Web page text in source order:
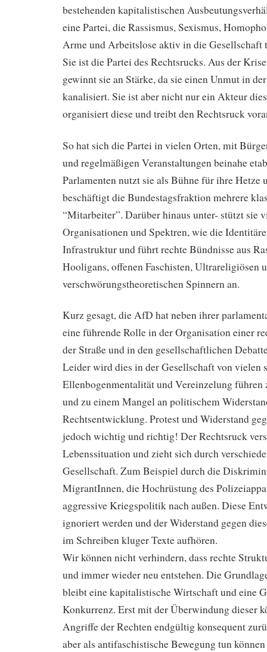
bestehenden kapitalistischen
eine Partei, die Rassismus, Sexismus,
Arme und Arbeitslose aktiv in die Gesellschaft
Sie ist die Partei des Rechtsrucks. Aus der
gewinnt sie an Stärke, da sie einen Unmut in
kanalisiert. Sie ist aber nicht nur ein Akteur
organisiert diese und treibt den Rechtsruck
So hat sich die Partei in vielen Orten, mit
und regelmäßigen Veranstaltungen beinahe
Parlamenten nutzt sie als Bühne für ihre Hetze
beschäftigt die Bundestagsfraktion mehrere
“Mitarbeiter”. Darüber hinaus unter- stützt sie
Organisationen und Spektren, wie die
Infrastruktur und führt rechte Bündnisse aus
Hooligans, offenen Faschisten, Ultrareligiösen
verschwörungstheoretischen Spinnern an.
Kurz gesagt, die AfD hat neben ihrer
eine führende Rolle in der Organisation einer
der Straße und in den gesellschaftlichen
Leider wird dies in der Gesellschaft von vielen
Ellenbogenmentalität und Vereinzelung führen
und zu einem Mangel an politischem
Rechtsentwicklung. Protest und Widerstand
jedoch wichtig und richtig! Der Rechtsruck
Lebenssituation und zieht sich durch
Gesellschaft. Zum Beispiel durch die
MigrantInnen, die Hochrüstung des
aggressive Kriegspolitik nach außen. Diese
ignoriert werden und der Widerstand gegen
im Schreiben kluger Texte aufhören.
Wir können nicht verhindern, dass rechte
und immer wieder neu entstehen. Die
bleibt eine kapitalistische Wirtschaft und eine
Konkurrenz. Erst mit der Überwindung dieser
Angriffe der Rechten endgültig konsequent
aber als antifaschistische Bewegung tun